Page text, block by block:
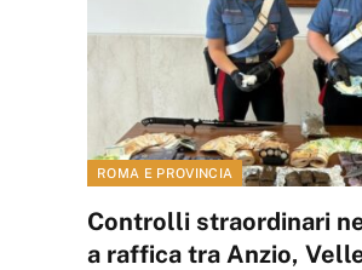
ROMA E PROVINCIA
Controlli straordinari
a raffica tra Anzio,